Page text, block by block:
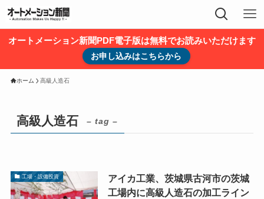
オートメーション新聞PDF電子版は無料でお読みいただけます
お申し込みはこちらから
ホーム 高級人造石
高級人造石 – tag –
工場・設備投資
アイカ工業、茨城県古河市の茨城
工場内に高級人造石の加工ライン